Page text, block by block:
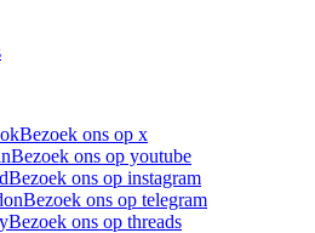
Bezoek ons op x
Bezoek ons op youtube
Bezoek ons op instagram
Bezoek ons op telegram
Bezoek ons op threads